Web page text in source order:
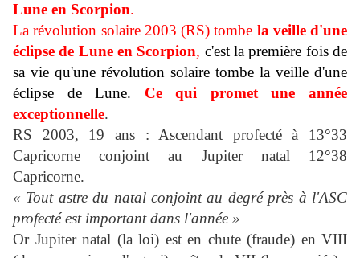
Lune en Scorpion.
La révolution solaire 2003 (RS) tombe la veille d'une
éclipse de Lune en Scorpion, c'est la première fois de
sa vie qu'une révolution solaire tombe la veille d'une
éclipse de Lune.
Ce qui promet une année
exceptionnelle.
RS 2003, 19 ans : Ascendant profecté à 13°33
Capricorne conjoint au Jupiter natal 12°38
Capricorne.
« Tout astre du natal conjoint au degré près à l'ASC
profecté est important dans l'année »
Or Jupiter natal (la loi) est en chute (fraude) en VIII